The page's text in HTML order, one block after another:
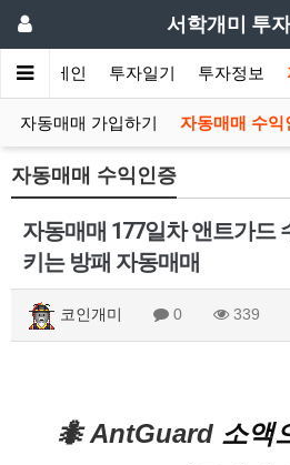
서학개미 투
메인 투자일기 투자정보
자동매매 가입하기 자동매매 수익
자동매매 수익인증
자동매매 177일차 앤트가드
키는 방패 자동매매
코인개미 0 339
🐜 AntGuard소액